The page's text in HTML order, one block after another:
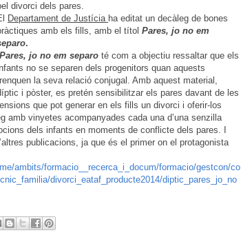
divorci dels pares.
Departament de Justícia ha editat un decàleg de bones
amb els fills, amb el títol Pares, jo no em
.
Pares, jo no em separo té com a objectiu ressaltar que els
no se separen dels progenitors quan aquests
la seva relació conjugal. Amb aquest material,
i pòster, es pretén sensibilitzar els pares davant de les
que pot generar en els fills un divorci i oferir-los
amb vinyetes acompanyades cada una d’una senzilla
dels infants en moments de conflicte dels pares. I
publicacions, ja que és el primer on el protagonista
ambits/formacio__recerca_i_docum/formacio/gestcon/co
divorci_eataf_producte2014/diptic_pares_jo_no